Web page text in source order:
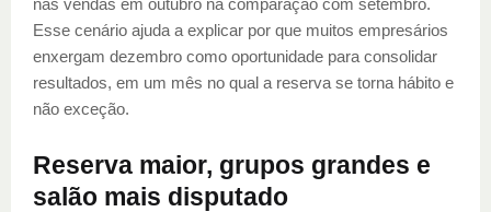
nas vendas em outubro na comparação com setembro.
Esse cenário ajuda a explicar por que muitos empresários
enxergam dezembro como oportunidade para consolidar
resultados, em um mês no qual a reserva se torna hábito e
não exceção.
Reserva maior, grupos grandes e
salão mais disputado